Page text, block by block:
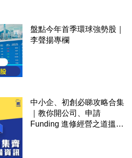
盤點今年首季環球強勢股｜
李聲揚專欄
中小企、初創必睇攻略合集
｜教你開公司、申請
Funding 進修經營之道搵大